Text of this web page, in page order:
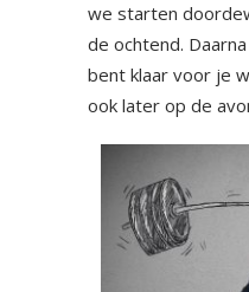
we starten
de ochtend.
bent klaar voor je
ook later op de